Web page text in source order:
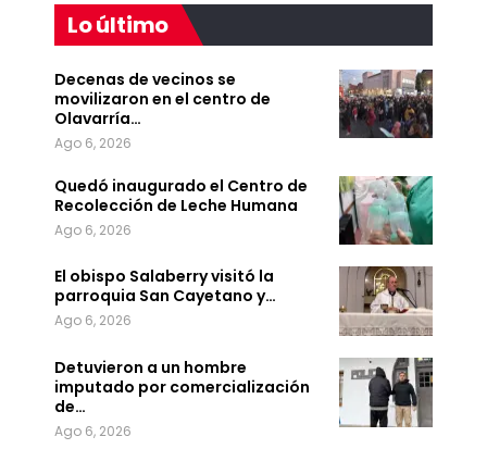
Lo último
Decenas de vecinos se
movilizaron en el centro de
Olavarría…
Ago 6, 2026
Quedó inaugurado el Centro de
Recolección de Leche Humana
Ago 6, 2026
El obispo Salaberry visitó la
parroquia San Cayetano y…
Ago 6, 2026
Detuvieron a un hombre
imputado por comercialización
de…
Ago 6, 2026